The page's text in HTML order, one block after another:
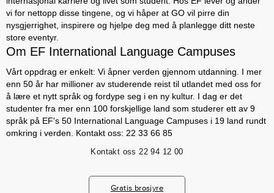
vi for nettopp disse tingene, og vi håper at GO vil pirre din
nysgjerrighet, inspirere og hjelpe deg med å planlegge ditt neste
store eventyr.
Om EF International Language Campuses
Vårt oppdrag er enkelt: Vi åpner verden gjennom utdanning. I mer
enn 50 år har millioner av studerende reist til utlandet med oss for
å lære et nytt språk og fordype seg i en ny kultur. I dag er det
studenter fra mer enn 100 forskjellige land som studerer ett av 9
språk på EF's 50 International Language Campuses i 19 land rundt
omkring i verden. Kontakt oss: 22 33 66 85
Kontakt oss 22 94 12 00
Gratis brosjyre